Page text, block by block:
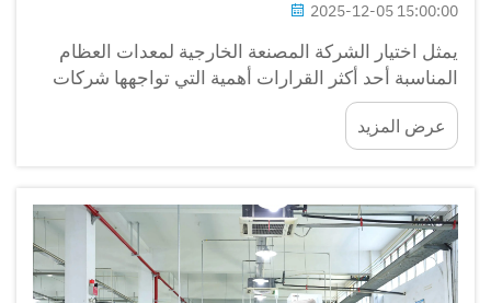
2025-12-05 15:00:00
يمثل اختيار الشركة المصنعة الخارجية لمعدات العظام
المناسبة أحد أكثر القرارات أهمية التي تواجهها شركات
الأجهزة الطبية، والمؤسسات الصحية، وموزعي معدات
الجراحة. وتوجه معايير الجودة الحاكمة لهذه العملية...
عرض المزيد